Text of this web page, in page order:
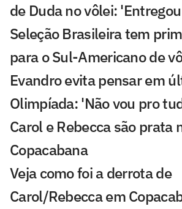
de Duda no vôlei:
Seleção Brasileira tem
para o Sul-Americano de
Evandro evita pensar em
Olimpíada: 'Não vou pro
Carol e Rebecca são prata
Copacabana
Veja como foi a derrota de
Carol/Rebecca em